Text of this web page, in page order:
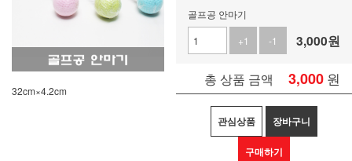
32cm×4.2cm
골프공 안마기
+1
-1 3,000원
총 상품 금액 3,000 원
관심상품 장바구니
구매하기